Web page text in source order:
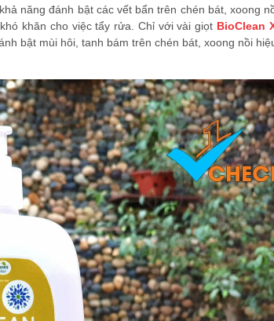
năng đánh bật các vết bẩn trên chén bát, xoong
khăn cho việc tẩy rửa. Chỉ với vài giọt BioClean
bật mùi hôi, tanh bám trên chén bát, xoong nồi